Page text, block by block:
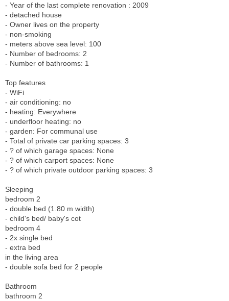
- Year of the last complete renovation : 2009
- detached house
- Owner lives on the property
- non-smoking
- meters above sea level: 100
- Number of bedrooms: 2
- Number of bathrooms: 1
Top features
- WiFi
- air conditioning: no
- heating: Everywhere
- underfloor heating: no
- garden: For communal use
- Total of private car parking spaces: 3
- ? of which garage spaces: None
- ? of which carport spaces: None
- ? of which private outdoor parking spaces: 3
Sleeping
bedroom 2
- double bed (1.80 m width)
- child's bed/ baby's cot
bedroom 4
- 2x single bed
- extra bed
in the living area
- double sofa bed for 2 people
Bathroom
bathroom 2